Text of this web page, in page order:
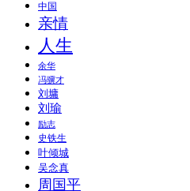
中国
亲情
人生
余华
冯骥才
刘墉
刘瑜
励志
史铁生
叶倾城
吴念真
周国平